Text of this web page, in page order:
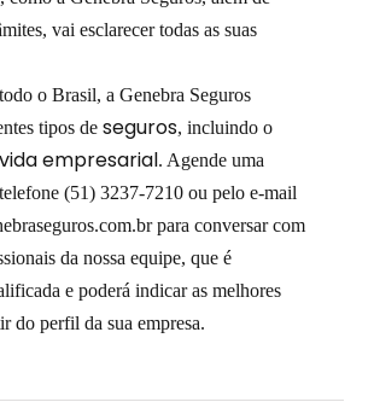
vai esclarecer todas as suas
o Brasil, a Genebra Seguros
tipos de seguros, incluindo o
empresarial. Agende uma
(51) 3237-7210 ou pelo e-mail
para conversar com
da nossa equipe, que é
e poderá indicar as melhores
do perfil da sua empresa.